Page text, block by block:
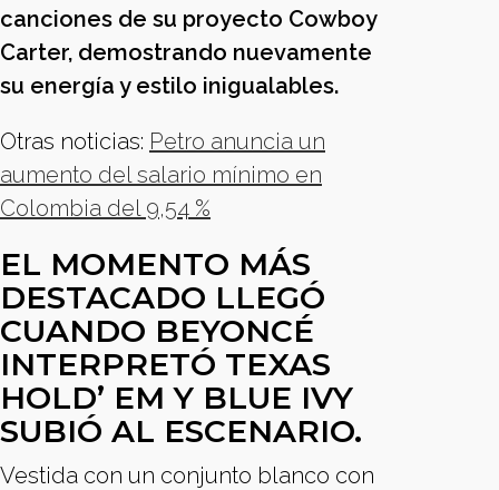
canciones de su proyecto Cowboy
Carter, demostrando nuevamente
su energía y estilo inigualables.
Otras noticias: Petro anuncia un
aumento del salario mínimo en
Colombia del 9,54 %
EL MOMENTO MÁS
DESTACADO LLEGÓ
CUANDO BEYONCÉ
INTERPRETÓ TEXAS
HOLD’ EM Y BLUE IVY
SUBIÓ AL ESCENARIO.
Vestida con un conjunto blanco con